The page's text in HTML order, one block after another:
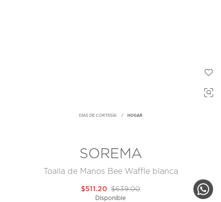
DÍAS DE CORTESÍA HOGAR
SOREMA
Toalla de Manos Bee Waffle blanca
$639.00
$511.20
Disponible